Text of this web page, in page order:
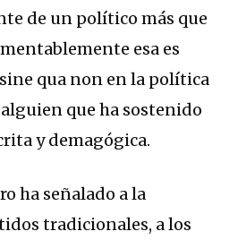
de un político más que
esa es
qua non en la política
que ha sostenido
y demagógica.
ha señalado a la
tradicionales, a los